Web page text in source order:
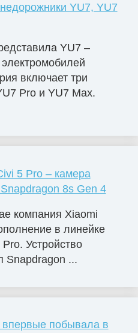
YU7, YU7
YU7 –
включает три
Pro и YU7 Max.
5 Pro – камера
8s Gen 4
компания Xiaomi
в линейке
Устройство
Snapdragon ...
впервые побывала в